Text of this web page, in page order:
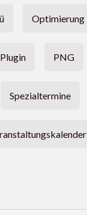
Optimierung
Plugin PNG
Spezialtermine